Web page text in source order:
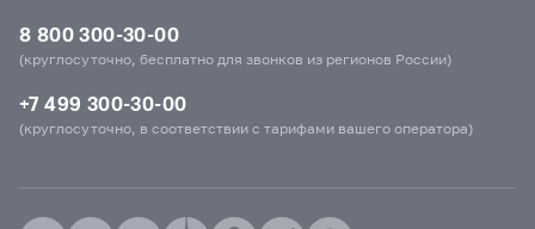
8 800 300-30-00
(круглосуточно, бесплатно для звонков из регионов России)
+7 499 300-30-00
(круглосуточно, в соответствии с тарифами вашего оператора)